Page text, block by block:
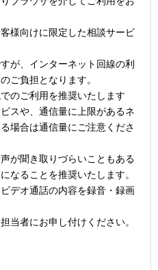
様向けに限定した相談サービ
が、インターネット回線の利
ご負担となります。
のご利用を推奨いたします
スや、通信量に上限があるネ
場合は通信量にご注意くださ
が聞き取りづらいこともある
なることを推奨いたします。
デオ通話の内容を録音・録画
当者にお申し付けください。